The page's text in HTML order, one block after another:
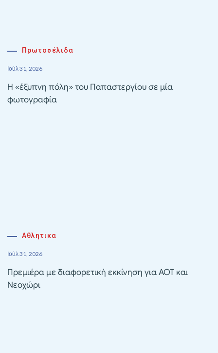
Πρωτοσέλιδα
Ιούλ 31, 2026
Η «έξυπνη πόλη» του Παπαστεργίου σε μία
φωτογραφία
Αθλητικα
Ιούλ 31, 2026
Πρεμιέρα με διαφορετική εκκίνηση για ΑΟΤ και
Νεοχώρι